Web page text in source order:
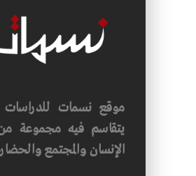
موقع نسمات للدراسات
يتقاسم فيه مجموعة من
الإنسان والمجتمع